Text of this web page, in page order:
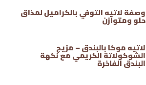
وصفة لاتيه التوفي بالكراميل لمذاق
حلو ومتوازن
لاتيه موكا بالبندق – مزيج
الشوكولاتة الكريمي مع نكهة
البندق الفاخرة